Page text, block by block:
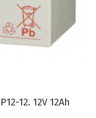
12. 12V 12Ah